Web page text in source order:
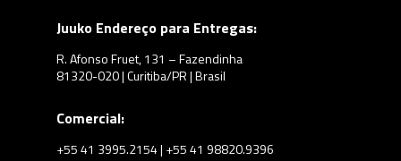
Juuko Endereço para Entregas:
R. Afonso Fruet, 131 – Fazendinha
81320-020 | Curitiba/PR | Brasil
Comercial:
+55 41 3995.2154 | +55 41 98820.9396